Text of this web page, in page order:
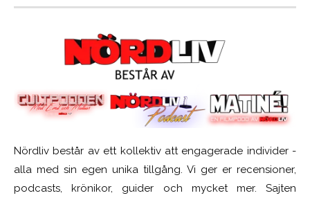
Nördliv består av ett kollektiv att engagerade individer -
alla med sin egen unika tillgång. Vi ger er recensioner,
podcasts, krönikor, guider och mycket mer. Sajten